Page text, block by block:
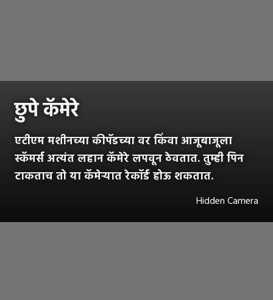
छुपे कॅमेरे
एटीएम मशीनच्या कीपॅडच्या वर किंवा आजूबाजूला
स्कॅमर्स अत्यंत लहान कॅमेरे लपवून ठेवतात. तुम्ही पिन
टाकताच तो या कॅमेऱ्यात रेकॉर्ड होऊ शकतात.
Hidden Camera